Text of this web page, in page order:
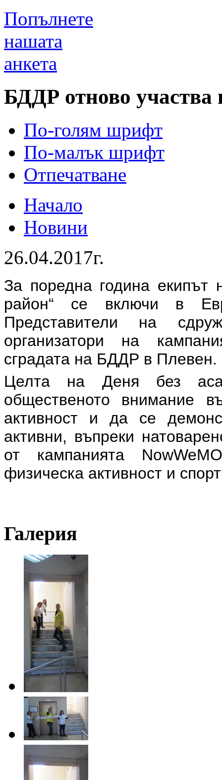
Попълнете
нашата
анкета
БДДР отново участва
По-голям шрифт
По-малък шрифт
Отпечатване
Начало
Новини
26.04.2017г.
За поредна година екипът
район“ се включи в
Представители на
организатори на
сградата на БДДР в Плевен.
Целта на Деня без
общественото внимание
активност и да се
активни, въпреки
от кампанията
физическа активност и
Галерия